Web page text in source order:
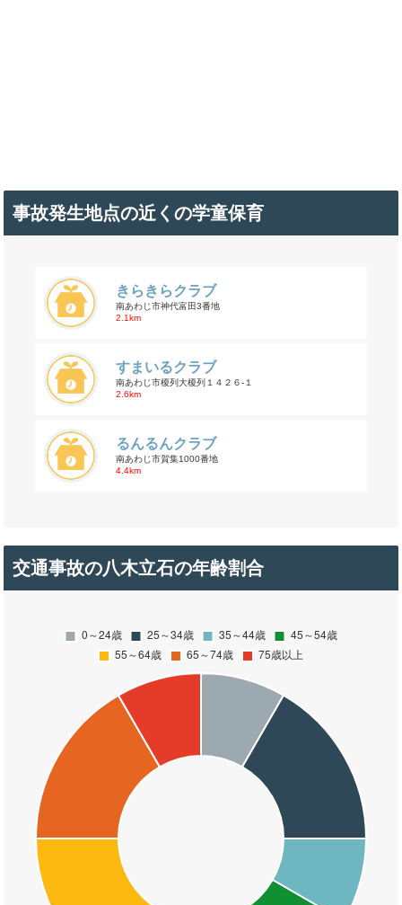
事故発生地点の近くの学童保育
きらきらクラブ
南あわじ市神代富田3番地
2.1km
すまいるクラブ
南あわじ市榎列大榎列１４２６-１
2.6km
るんるんクラブ
南あわじ市賀集1000番地
4.4km
交通事故の八木立石の年齢割合